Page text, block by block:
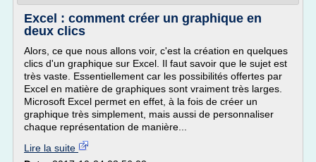
Excel : comment créer un graphique en
deux clics
Alors, ce que nous allons voir, c'est la création en quelques
clics d'un graphique sur Excel. Il faut savoir que le sujet est
très vaste. Essentiellement car les possibilités offertes par
Excel en matière de graphiques sont vraiment très larges.
Microsoft Excel permet en effet, à la fois de créer un
graphique très simplement, mais aussi de personnaliser
chaque représentation de manière...
Lire la suite